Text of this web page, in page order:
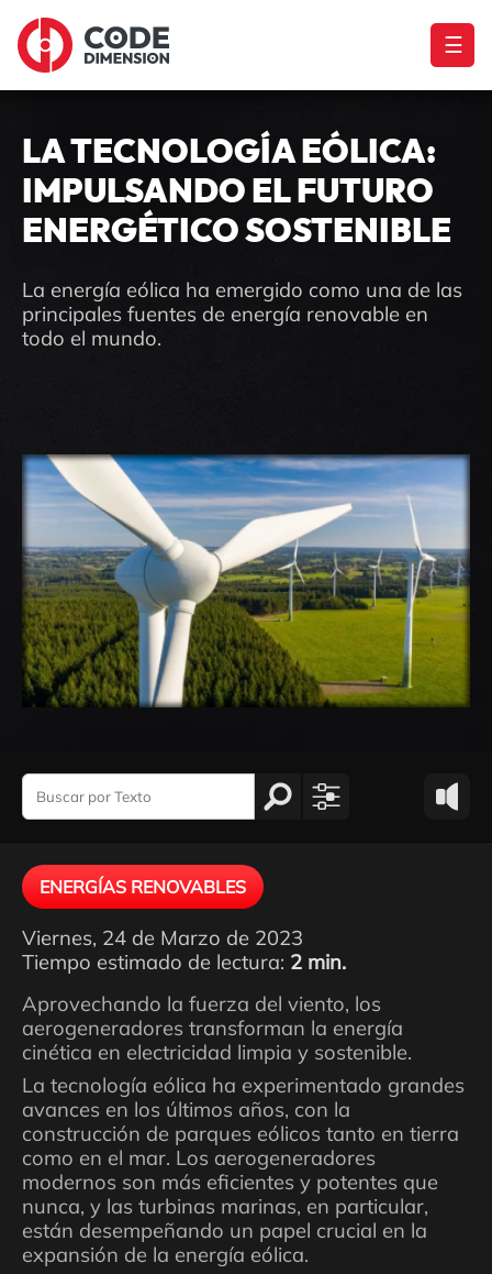
☰
LA TECNOLOGÍA EÓLICA:
IMPULSANDO EL FUTURO
ENERGÉTICO SOSTENIBLE
La energía eólica ha emergido como una de las
principales fuentes de energía renovable en
todo el mundo.
ENERGÍAS RENOVABLES
Viernes, 24 de Marzo de 2023
Tiempo estimado de lectura: 2 min.
Aprovechando la fuerza del viento, los
aerogeneradores transforman la energía
cinética en electricidad limpia y sostenible.
La tecnología eólica ha experimentado grandes
avances en los últimos años, con la
construcción de parques eólicos tanto en tierra
como en el mar. Los aerogeneradores
modernos son más eficientes y potentes que
nunca, y las turbinas marinas, en particular,
están desempeñando un papel crucial en la
expansión de la energía eólica.